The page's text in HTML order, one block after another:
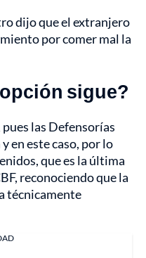
dijo que el extranjero
por comer mal la
sigue?
las Defensorías
en este caso, por lo
que es la última
reconociendo que la
técnicamente